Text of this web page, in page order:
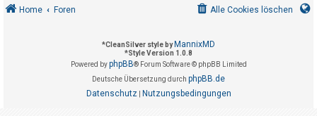
e Home Foren Alle Cookies löschen
*CleanSilver style by MannixMD
*Style Version 1.0.8
Powered byphpBB® Forum Software © phpBB Limited
Deutsche Übersetzung durch phpBB.de
Datenschutz| Nutzungsbedingungen